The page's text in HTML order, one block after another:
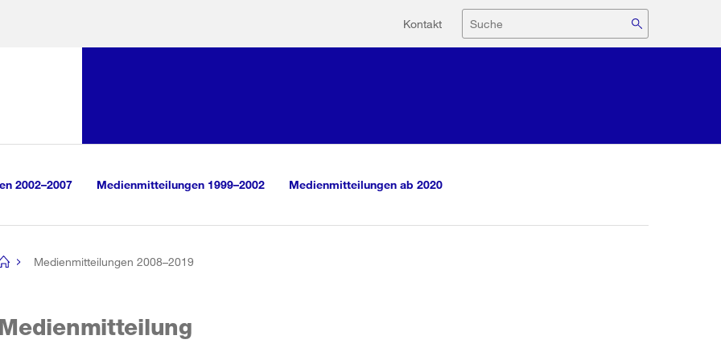
Hilfsnavigation
Kontakt Suche
2002–2007 Medienmitteilungen 1999–2002 Medienmitteilungen ab 2020
Medienmitteilungen 2008–2019